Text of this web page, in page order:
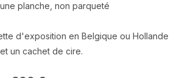
planche, non parqueté
d'exposition en Belgique ou Hollande
un cachet de cire.